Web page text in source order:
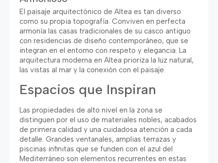
El paisaje arquitectónico de Altea es tan diverso
como su propia topografía. Conviven en perfecta
armonía las casas tradicionales de su casco antiguo
con residencias de diseño contemporáneo, que se
integran en el entorno con respeto y elegancia. La
arquitectura moderna en Altea prioriza la luz natural,
las vistas al mar y la conexión con el paisaje.
Espacios que Inspiran
Las propiedades de alto nivel en la zona se
distinguen por el uso de materiales nobles, acabados
de primera calidad y una cuidadosa atención a cada
detalle. Grandes ventanales, amplias terrazas y
piscinas infinitas que se funden con el azul del
Mediterráneo son elementos recurrentes en estas